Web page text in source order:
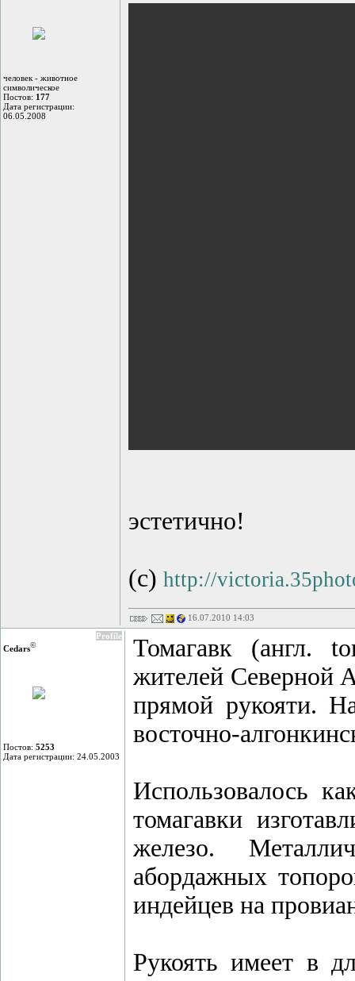
человек - животное
символическое
Постов: 177
Дата регистрации:
06.05.2008
эстетично!
(с) http://
16.07.2010 14:03
Profile
Cedars©
Постов: 5253
Дата регистрации: 24.05.2003
Томагавк (англ.
жителей Северной
прямой рукояти.
восточно-
Использовалось
томагавки
железо.
абордажных
индейцев на
Рукоять имеет в